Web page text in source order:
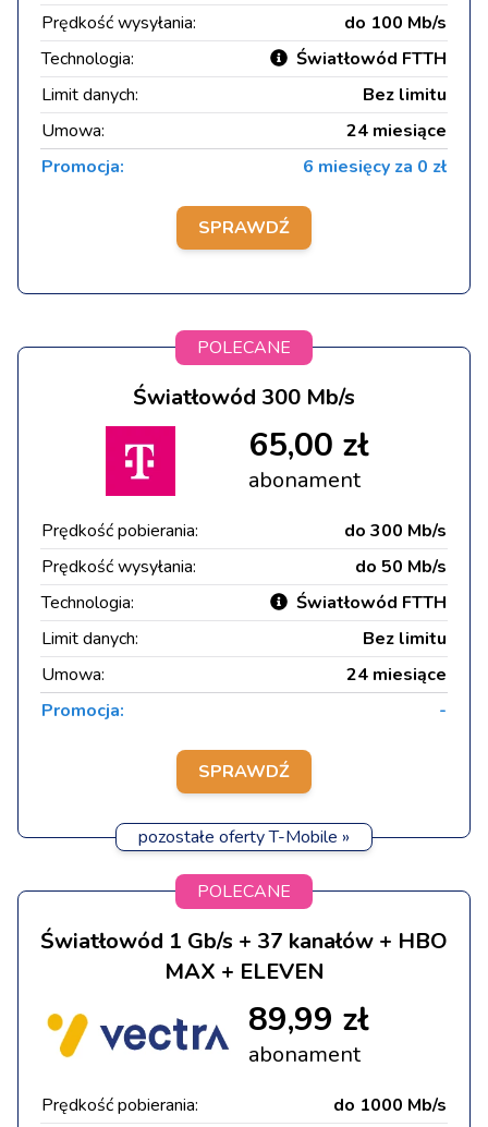
Prędkość wysyłania:
do 100 Mb/s
Technologia:
Światłowód FTTH
Limit danych:
Bez limitu
Umowa:
24 miesiące
Promocja:
6 miesięcy za 0 zł
SPRAWDŹ
POLECANE
Światłowód 300 Mb/s
65,00 zł
abonament
Prędkość pobierania:
do 300 Mb/s
Prędkość wysyłania:
do 50 Mb/s
Technologia:
Światłowód FTTH
Limit danych:
Bez limitu
Umowa:
24 miesiące
Promocja:
-
SPRAWDŹ
pozostałe oferty T-Mobile »
POLECANE
Światłowód 1 Gb/s + 37 kanałów + HBO
MAX + ELEVEN
89,99 zł
abonament
Prędkość pobierania:
do 1000 Mb/s